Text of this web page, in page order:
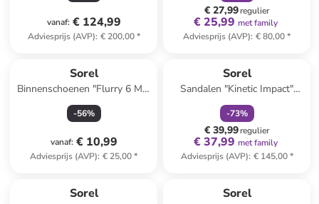
vanaf: € 124,99
Adviesprijs (AVP): € 200,00*
€ 27,99regulier
€ 25,99 met family
Adviesprijs (AVP): € 80,00*
Sorel
Binnenschoenen "Flurry 6 MM
ThermoPlus" grijs
-56%
vanaf: € 10,99
Adviesprijs (AVP): € 25,00*
Sorel
Sandalen "Kinetic Impact"
beige
-73%
€ 39,99regulier
€ 37,99 met family
Adviesprijs (AVP): € 145,00*
Sorel Sorel